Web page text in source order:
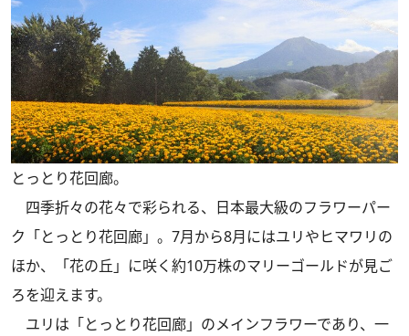
とっとり花回廊。
四季折々の花々で彩られる、日本最大級のフラワーパー
ク「とっとり花回廊」。7月から8月にはユリやヒマワリの
ほか、「花の丘」に咲く約10万株のマリーゴールドが見ご
ろを迎えます。
ユリは「とっとり花回廊」のメインフラワーであり、一